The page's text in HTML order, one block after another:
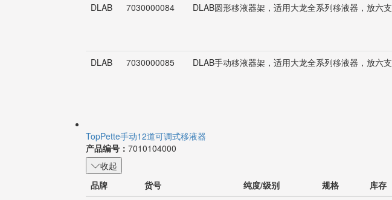
DLAB
7030000084 DLAB圆形移液器架，适用大龙全系列移液器，放六支
DLAB 7030000085 DLAB手动移液器架，适用大龙全系列移液器，放六支
TopPette手动12道可调式移液器
产品编号： 7010104000
收起
品牌
货号 纯度/级别 规格 库存